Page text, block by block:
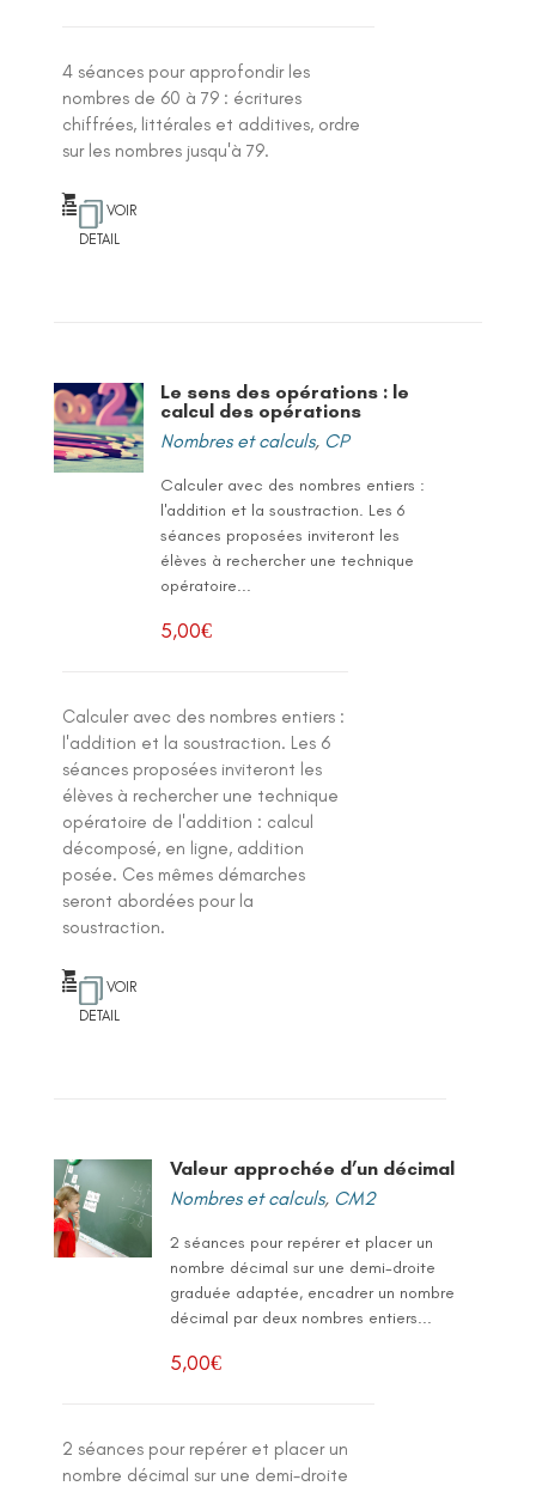
4 séances pour approfondir les
nombres de 60 à 79 : écritures
chiffrées, littérales et additives, ordre
sur les nombres jusqu'à 79.
VOIR
DETAIL
Le sens des opérations : le
calcul des opérations
Nombres et calculs, CP
Calculer avec des nombres entiers :
l'addition et la soustraction. Les 6
séances proposées inviteront les
élèves à rechercher une technique
opératoire...
5,00€
Calculer avec des nombres entiers :
l'addition et la soustraction. Les 6
séances proposées inviteront les
élèves à rechercher une technique
opératoire de l'addition : calcul
décomposé, en ligne, addition
posée. Ces mêmes démarches
seront abordées pour la
soustraction.
VOIR
DETAIL
Valeur approchée d’un décimal
Nombres et calculs, CM2
2 séances pour repérer et placer un
nombre décimal sur une demi-droite
graduée adaptée, encadrer un nombre
décimal par deux nombres entiers...
5,00€
2 séances pour repérer et placer un
nombre décimal sur une demi-droite